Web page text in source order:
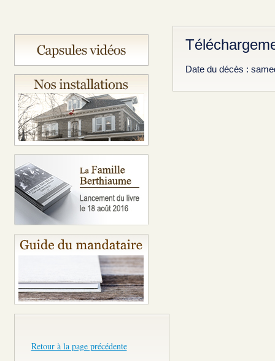
Retour à la page précédente
Date du décès :